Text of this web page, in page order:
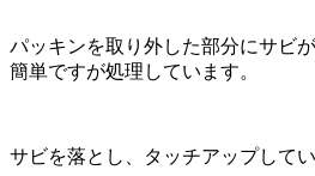
パッキンを取り外した部分にサビ
簡単ですが処理しています。
サビを落とし、タッチアップしてい